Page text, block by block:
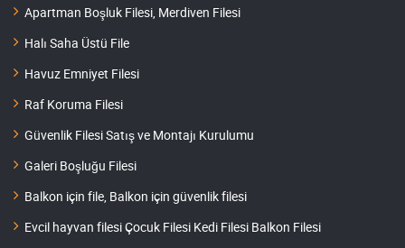
Apartman Boşluk Filesi, Merdiven Filesi
Halı Saha Üstü File
Havuz Emniyet Filesi
Raf Koruma Filesi
Güvenlik Filesi Satış ve Montajı Kurulumu
Galeri Boşluğu Filesi
Balkon için file, Balkon için güvenlik filesi
Evcil hayvan filesi Çocuk Filesi Kedi Filesi Balkon Filesi